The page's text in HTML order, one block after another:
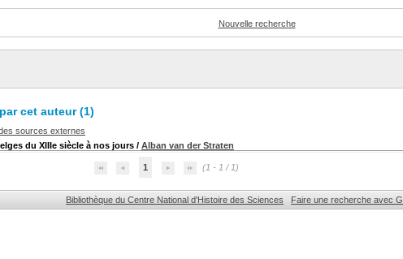
Nouvelle recherche
cet auteur (1)
sources externes
du XIIIe siècle à nos jours / Alban van der Straten
1 (1 - 1 / 1)
Bibliothèque du Centre National d'Histoire des Sciences Faire une recherche avec